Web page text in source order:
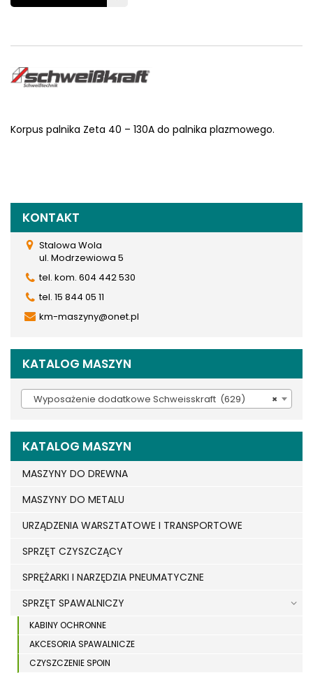
Korpus palnika Zeta 40 – 130A do palnika plazmowego.
KONTAKT
Stalowa Wola
ul. Modrzewiowa 5
tel. kom. 604 442 530
tel. 15 844 05 11
km-maszyny@onet.pl
KATALOG MASZYN
×
Wyposażenie dodatkowe Schweisskraft (629)
KATALOG MASZYN
MASZYNY DO DREWNA
MASZYNY DO METALU
URZĄDZENIA WARSZTATOWE I TRANSPORTOWE
SPRZĘT CZYSZCZĄCY
SPRĘŻARKI I NARZĘDZIA PNEUMATYCZNE
SPRZĘT SPAWALNICZY
KABINY OCHRONNE
AKCESORIA SPAWALNICZE
CZYSZCZENIE SPOIN